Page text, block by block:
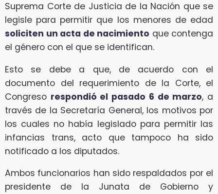
Suprema Corte de Justicia de la Nación que se
legisle para permitir que los menores de edad
soliciten un acta de nacimiento que contenga
el género con el que se identifican.
Esto se debe a que, de acuerdo con el
documento del requerimiento de la Corte, el
Congreso respondió el pasado 6 de marzo, a
través de la Secretaría General, los motivos por
los cuales no había legislado para permitir las
infancias trans, acto que tampoco ha sido
notificado a los diputados.
Ambos funcionarios han sido respaldados por el
presidente de la Junata de Gobierno y